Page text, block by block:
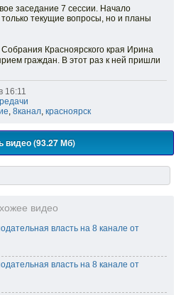
заседание 7 сессии. Начало
только текущие вопросы, но и планы
Собрания Красноярского края Ирина
граждан. В этот раз к ней пришли
16:11
, 8канал, красноярск
видео (93.27 Мб)
видео
власть на 8 канале от
власть на 8 канале от